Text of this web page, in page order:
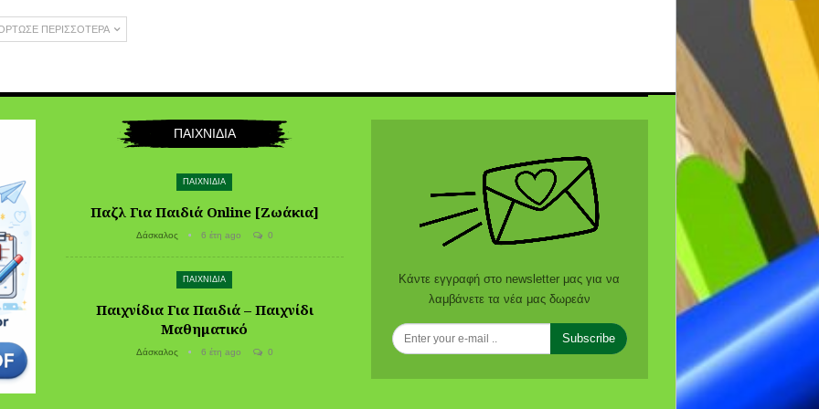
ΠΕΡΙΣΣΌΤΕΡΑ
ΠΑΙΧΝΙΔΙΑ
ΠΑΙΧΝΙΔΙΑ
Παζλ Για Παιδιά Online [Ζωάκια]
Δάσκαλος 6 έτη ago 0
ΠΑΙΧΝΙΔΙΑ
Παιχνίδια Για Παιδιά – Παιχνίδι
Μαθηματικό
Δάσκαλος 6 έτη ago 0
Κάντε εγγραφή στο newsletter μας για να
λαμβάνετε τα νέα μας δωρεάν
Subscribe